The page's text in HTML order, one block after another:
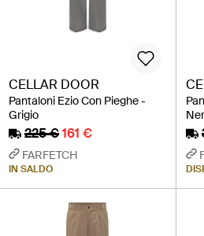
CELLAR DOOR
Pantaloni Ezio Con Pieghe -
Grigio
225 €161 €
FARFETCH
IN SALDO